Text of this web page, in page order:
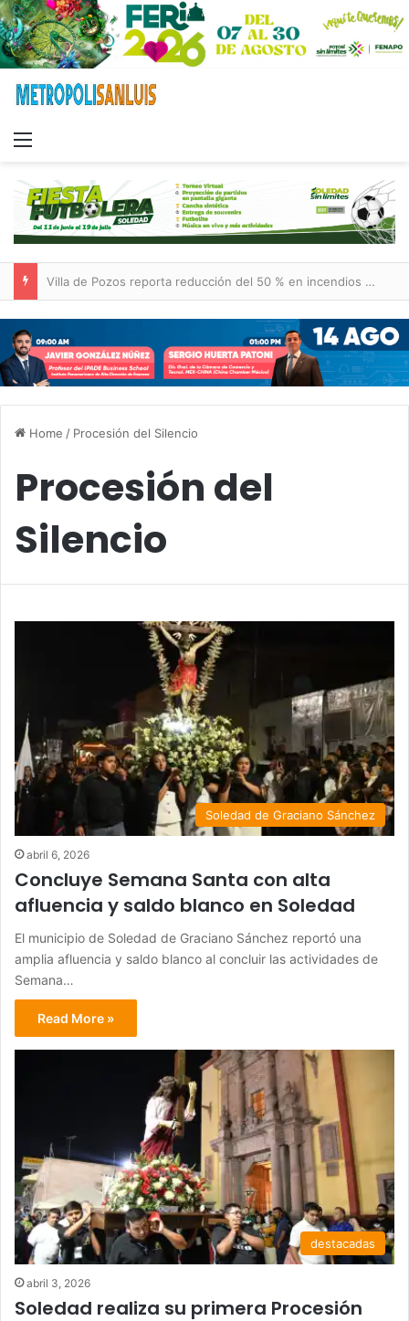
Inauguran paso a desnivel de Circuito Potosí; destacan impacto en la movilidad metropolitana
Home / Procesión del Silencio
Procesión del
Silencio
Soledad de Graciano Sánchez
abril 6, 2026
Concluye Semana Santa con alta
afluencia y saldo blanco en Soledad
El municipio de Soledad de Graciano Sánchez reportó una
amplia afluencia y saldo blanco al concluir las actividades de
Semana…
Read More »
destacadas
abril 3, 2026
Soledad realiza su primera Procesión